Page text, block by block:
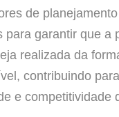
de
para garantir que a
realizada da
contribuindo
e competitividade